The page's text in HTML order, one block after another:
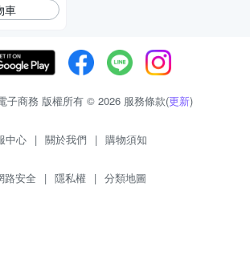
車
子商務 版權所有 © 2026 服務條款(更新)
中心 | 關於我們 | 購物須知
路安全 | 隱私權 | 分類地圖